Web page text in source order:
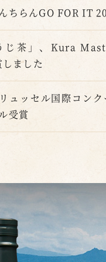
ちらんGO FOR IT
じ茶」、Kura
ました
ュッセル国際コン
受賞